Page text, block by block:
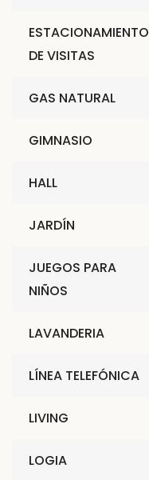
ESTACIONAMIENTO
DE VISITAS
GAS NATURAL
GIMNASIO
HALL
JARDÍN
JUEGOS PARA
NIÑOS
LAVANDERIA
LÍNEA TELEFÓNICA
LIVING
LOGIA